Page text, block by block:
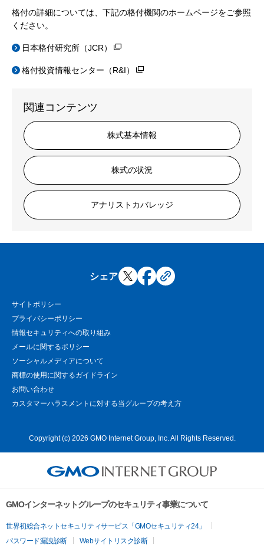
格付の詳細については、下記の格付機関のホームページをご参照
ください。
日本格付研究所（JCR）
格付投資情報センター（R&I）
関連コンテンツ
株式基本情報
株式の状況
アナリストカバレッジ
シェア
サイトポリシー
プライバシーポリシー
情報セキュリティへの取り組み
メールに関するポリシー
ソーシャルメディアについて
商標の使用に関するガイドライン
お問い合わせ
カスタマーハラスメントに対する当グループの考え方
Copyright (c) 2026 GMO Internet Group, Inc. All Rights Reserved.
GMOインターネットグループのセキュリティ事業について
世界初総合ネットセキュリティサービス「GMOセキュリティ24」
パスワード漏洩診断
Webサイトリスク診断